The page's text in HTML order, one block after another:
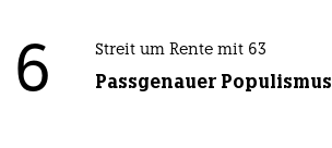
6 Streit um Rente mit 63
Passgenauer Populismus